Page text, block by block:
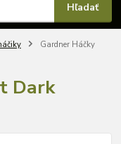
Hľadať
Gardner Háčky
Dark